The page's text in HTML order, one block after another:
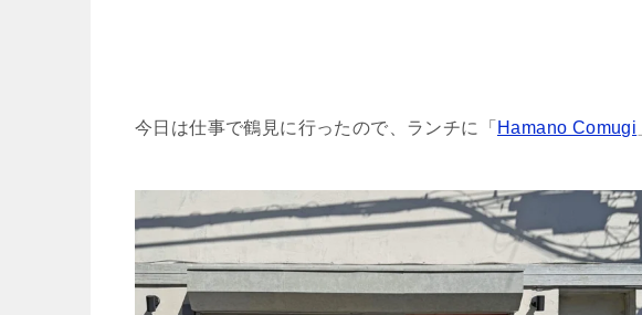
今日は仕事で鶴見に行ったので、ランチに「 Hamano Comugi